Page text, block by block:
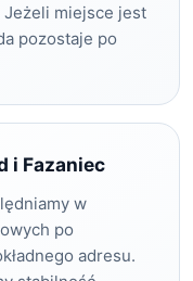
miejsce jest
pozostaje po
i Fazaniec
w
po
adresu.